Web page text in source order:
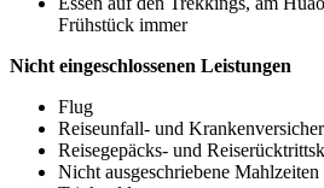
Frühstück immer
Nicht eingeschlossenen Leistungen
Flug
Reiseunfall- und
Reisegepäcks- und
Nicht ausgeschriebene